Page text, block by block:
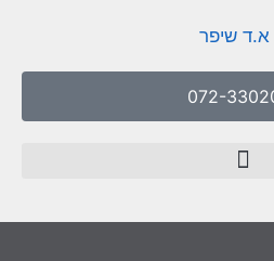
072-